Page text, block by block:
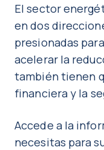
El sector
en dos
presionadas
acelerar la
también tienen
financiera y la
Accede a la
necesitas para